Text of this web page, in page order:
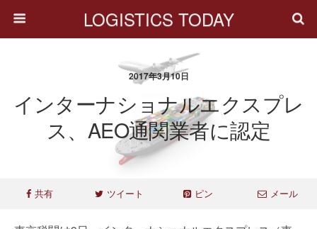
LOGISTICS TODAY
2017年3月10日
インターナショナルエクスプレ
ス、AEO通関業者に認定
共有 ツイート ピン メール